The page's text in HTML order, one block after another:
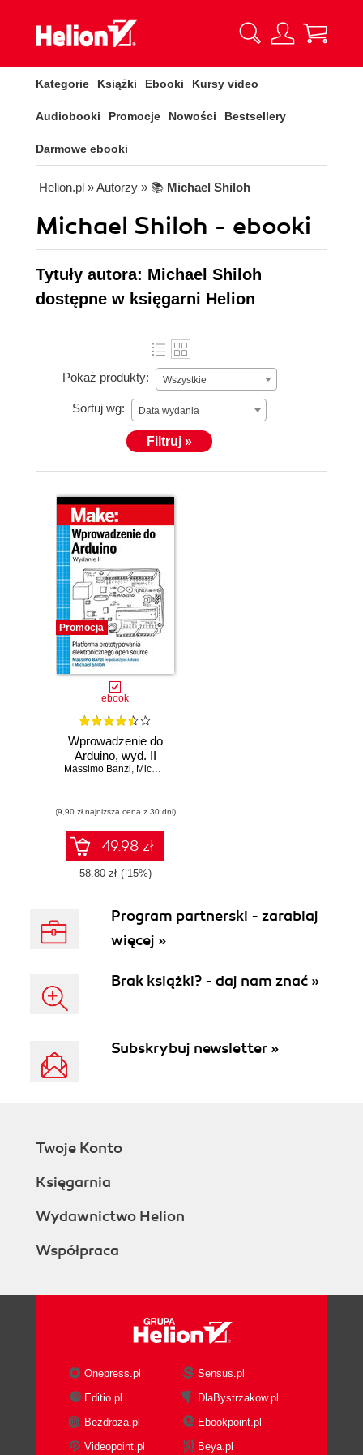
Kategorie Książki Ebooki Kursy video
Audiobooki Promocje Nowości Bestsellery
Darmowe ebooki
Helion.pl » Autorzy » 📚 Michael Shiloh
Michael Shiloh - ebooki
Tytuły autora: Michael Shiloh
dostępne w księgarni Helion
Pokaż produkty: Wszystkie
Sortuj wg: Data wydania
Filtruj »
Promocja
ebook
Wprowadzenie do
Arduino, wyd. II
Massimo Banzi, Michael Shiloh
(9,90 zł najniższa cena z 30 dni)
49.98 zł
58.80 zł (-15%)
Program partnerski - zarabiaj
więcej »
Brak książki? - daj nam znać »
Subskrybuj newsletter »
Twoje Konto
Księgarnia
Wydawnictwo Helion
Współpraca
Onepress.pl
Sensus.pl
Editio.pl
DlaBystrzakow.pl
Bezdroza.pl
Ebookpoint.pl
Videopoint.pl
Beya.pl